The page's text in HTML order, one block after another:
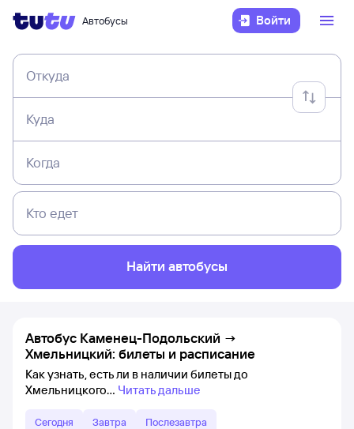
Автобусы Войти
Откуда
Куда
Когда
Кто едет
Найти автобусы
Автобус Каменец-Подольский →
Хмельницкий: билеты и расписание
Как узнать, есть ли в наличии билеты до
Хмельницкого
Читать дальше
Сегодня Завтра Послезавтра